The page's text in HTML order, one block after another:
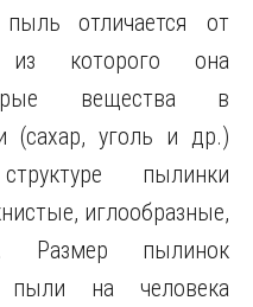
отличается от
из которого она
вещества в
(сахар, уголь и др.)
пылинки
иглообразные,
Размер пылинок
пыли на человека